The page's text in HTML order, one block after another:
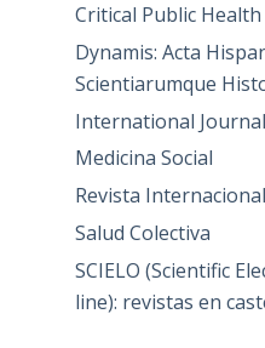
Critical Public Health
Dynamis: Acta
Scientiarumque
International
Medicina Social
Revista
Salud Colectiva
SCIELO (Scientific
line): revistas en